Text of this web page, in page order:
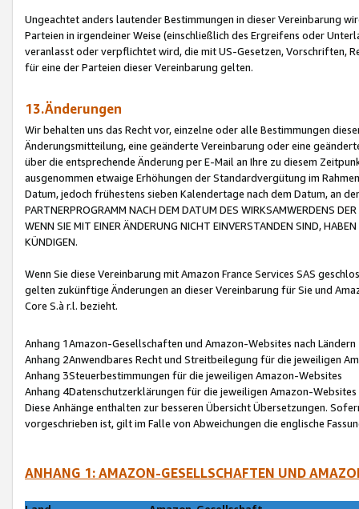
Ungeachtet anders lautender Bestimmungen in dieser Vereinbarung
Parteien in irgendeiner Weise (einschließlich des Ergreifens oder
veranlasst oder verpflichtet wird, die mit US-Gesetzen, Vorschriften,
für eine der Parteien dieser Vereinbarung gelten.
13.Änderungen
Wir behalten uns das Recht vor, einzelne oder alle Bestimmungen
Änderungsmitteilung, eine geänderte Vereinbarung oder eine
über die entsprechende Änderung per E-Mail an Ihre zu diesem
ausgenommen etwaige Erhöhungen der Standardvergütung im
Datum, jedoch frühestens sieben Kalendertage nach dem Datum, an
PARTNERPROGRAMM NACH DEM DATUM DES WIRKSAMWERDENS
WENN SIE MIT EINER ÄNDERUNG NICHT EINVERSTANDEN SIND,
KÜNDIGEN.
Wenn Sie diese Vereinbarung mit Amazon France Services SAS
gelten zukünftige Änderungen an dieser Vereinbarung für Sie und
Core S.à r.l. bezieht.
Anhang 1Amazon-Gesellschaften und Amazon-Websites nach Ländern
Anhang 2Anwendbares Recht und Streitbeilegung für die jeweiligen
Anhang 3Steuerbestimmungen für die jeweiligen Amazon-Websites
Anhang 4Datenschutzerklärungen für die jeweiligen Amazon-Websites
Diese Anhänge enthalten zur besseren Übersicht Übersetzungen.
vorgeschrieben ist, gilt im Falle von Abweichungen die englische
ANHANG 1: AMAZON-GESELLSCHAFTEN UND